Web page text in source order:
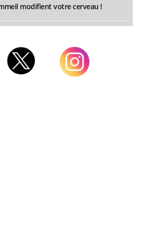
modifient votre cerveau !